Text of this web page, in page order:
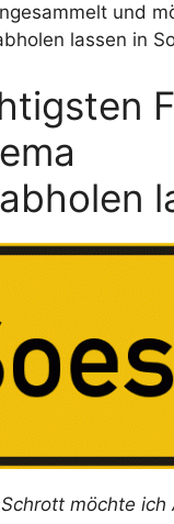
und
lassen in
möchte ich